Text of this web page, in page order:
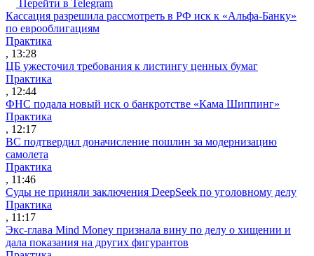
Перейти в Telegram
Кассация разрешила рассмотреть в РФ иск к «Альфа-Банку»
по еврооблигациям
Практика
, 13:28
ЦБ ужесточил требования к листингу ценных бумаг
Практика
, 12:44
ФНС подала новый иск о банкротстве «Кама Шиппинг»
Практика
, 12:17
ВС подтвердил доначисление пошлин за модернизацию
самолета
Практика
, 11:46
Суды не приняли заключения DeepSeek по уголовному делу
Практика
, 11:17
Экс-глава Mind Money признала вину по делу о хищении и
дала показания на других фигурантов